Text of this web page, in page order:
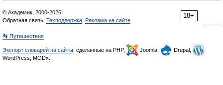
18+
© Академик, 2000-2026
Обратная связь: Техподдержка Реклама на сайте
👣 Путешествия
Экспорт словарей на сайты , сделанные на PHP, Joomla,
Drupal,
WordPress, MODx.